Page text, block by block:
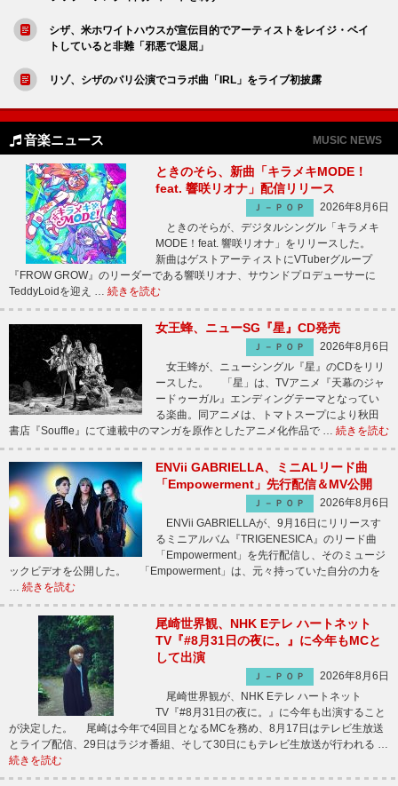
シザ、米ホワイトハウスが宣伝目的でアーティストをレイジ・ベイ
トしていると非難「邪悪で退屈」
リゾ、シザのパリ公演でコラボ曲「IRL」をライブ初披露
音楽ニュース MUSIC NEWS
ときのそら、新曲「キラメキMODE！
feat. 響咲リオナ」配信リリース
Ｊ－ＰＯＰ
2026年8月6日
ときのそらが、デジタルシングル「キラメキ
MODE！feat. 響咲リオナ」をリリースした。
新曲はゲストアーティストにVTuberグループ
『FROW GROW』のリーダーである響咲リオナ、サウンドプロデューサーに
TeddyLoidを迎え … 続きを読む
女王蜂、ニューSG『星』CD発売
Ｊ－ＰＯＰ
2026年8月6日
女王蜂が、ニューシングル『星』のCDをリリ
ースした。 「星」は、TVアニメ『天幕のジャ
ードゥーガル』エンディングテーマとなってい
る楽曲。同アニメは、トマトスープにより秋田
書店『Souffle』にて連載中のマンガを原作としたアニメ化作品で … 続きを読む
ENVii GABRIELLA、ミニALリード曲
「Empowerment」先行配信＆MV公開
Ｊ－ＰＯＰ
2026年8月6日
ENVii GABRIELLAが、9月16日にリリースす
るミニアルバム『TRIGENESICA』のリード曲
「Empowerment」を先行配信し、そのミュージ
ックビデオを公開した。 「Empowerment」は、元々持っていた自分の力を
… 続きを読む
尾崎世界観、NHK Eテレ ハートネット
TV『#8月31日の夜に。』に今年もMCと
して出演
Ｊ－ＰＯＰ
2026年8月6日
尾崎世界観が、NHK Eテレ ハートネット
TV『#8月31日の夜に。』に今年も出演すること
が決定した。 尾崎は今年で4回目となるMCを務め、8月17日はテレビ生放送
とライブ配信、29日はラジオ番組、そして30日にもテレビ生放送が行われる …
続きを読む